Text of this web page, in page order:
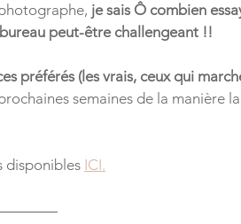
je sais Ô combien
peut-être challengeant !!
préférés (les vrais, ceux qui
semaines de la manière
disponibles ICI.